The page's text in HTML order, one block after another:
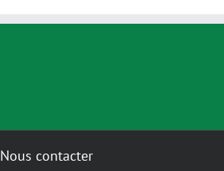
Nous contacter